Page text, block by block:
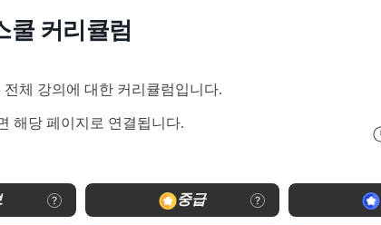
쿨 커리큘럼
체 강의에 대한 커리큘럼입니다.
해당 페이지로 연결됩니다.
중급